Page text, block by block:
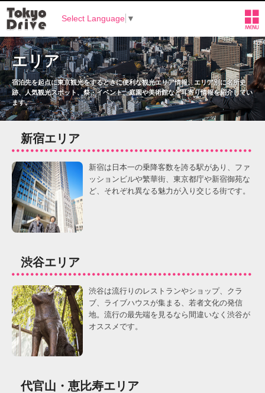
Select Language ▼
エリア
宿泊先を起点に東京観光をするときに便利な観光エリア情報。 エリア別に名所史
跡、人気観光スポット、祭・イベント、庭園や美術館など耳寄り情報を紹介してい
ます。
新宿エリア
新宿は日本一の乗降客数を誇る駅があり、ファ
ッションビルや繁華街、東京都庁や新宿御苑な
ど、それぞれ異なる魅力が入り交じる街です。
渋谷エリア
渋谷は流行りのレストランやショップ、クラ
ブ、ライブハウスが集まる、若者文化の発信
地。流行の最先端を見るなら間違いなく渋谷が
オススメです。
代官山・恵比寿エリア